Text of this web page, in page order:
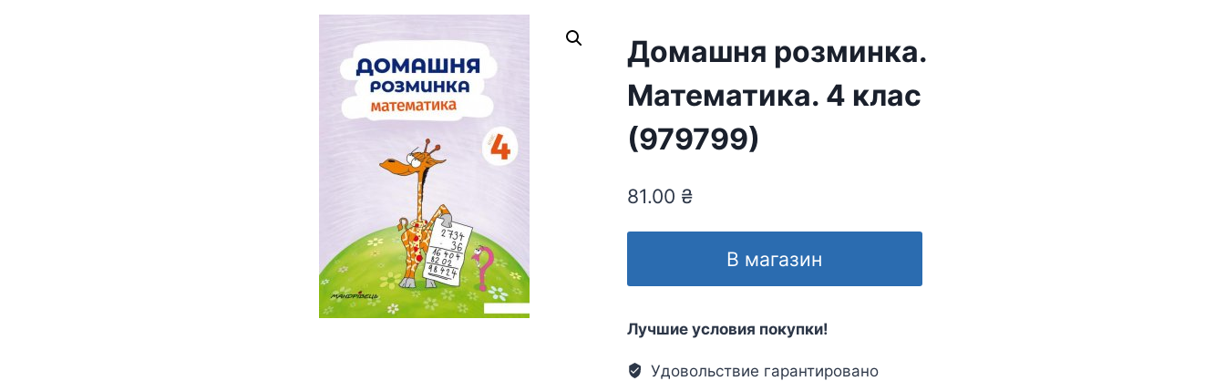
Домашня розминка.
Математика. 4 клас
(979799)
81.00 ₴
В магазин
Лучшие условия покупки!
Удовольствие гарантировано